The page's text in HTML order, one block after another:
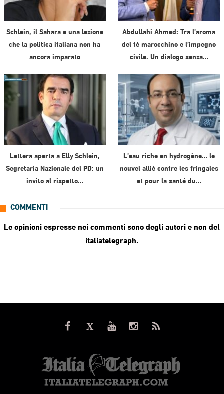
Schlein, il Sahara e una lezione
che la politica italiana non ha
ancora imparato
Abdullahi Ahmed: Tra l’aroma
del tè marocchino e l’impegno
civile. Un dialogo senza…
Lettera aperta a Elly Schlein,
Segretaria Nazionale del PD: un
invito al rispetto…
L’eau riche en hydrogène… le
nouvel allié contre les fringales
et pour la santé du…
COMMENTI
Le opinioni espresse nei commenti sono degli autori e non del
italiatelegraph.